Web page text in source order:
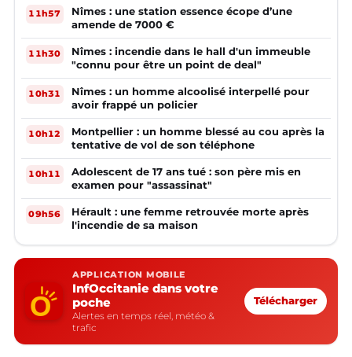
11h57
Nîmes : une station essence écope d’une
amende de 7000 €
11h30
Nîmes : incendie dans le hall d'un immeuble
"connu pour être un point de deal"
10h31
Nîmes : un homme alcoolisé interpellé pour
avoir frappé un policier
10h12
Montpellier : un homme blessé au cou après la
tentative de vol de son téléphone
10h11
Adolescent de 17 ans tué : son père mis en
examen pour "assassinat"
09h56
Hérault : une femme retrouvée morte après
l'incendie de sa maison
APPLICATION MOBILE
InfOccitanie dans votre
poche
Alertes en temps réel, météo &
trafic
Télécharger